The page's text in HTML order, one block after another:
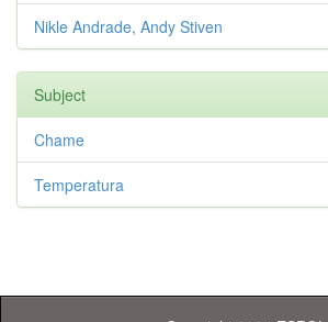
Nikle Andrade, Andy Stiven
Subject
Chame
Temperatura